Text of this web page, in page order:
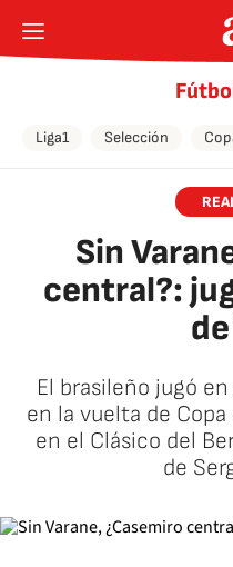
Liga1 Selección
Sin
central?:
El brasileño jugó
en la vuelta de
en el Clásico del
de